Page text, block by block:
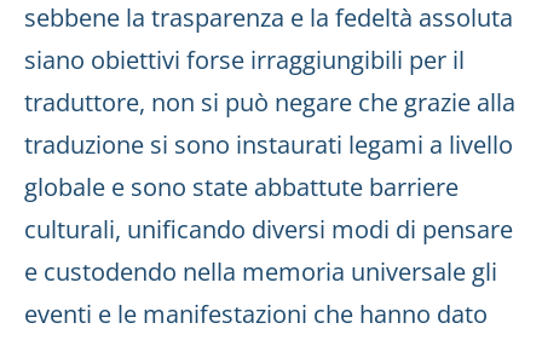
sebbene la trasparenza e la fedeltà assoluta
siano obiettivi forse irraggiungibili per il
traduttore, non si può negare che grazie alla
traduzione si sono instaurati legami a livello
globale e sono state abbattute barriere
culturali, unificando diversi modi di pensare
e custodendo nella memoria universale gli
eventi e le manifestazioni che hanno dato